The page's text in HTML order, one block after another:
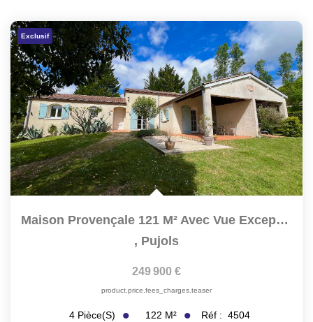
Exclusif
Maison Provençale 121 M² Avec Vue Exceptionnelle, Secteur...
, Pujols
249 900 €
product.price.fees_charges.teaser
4 Pièce(s) 122 M² Réf : 4504